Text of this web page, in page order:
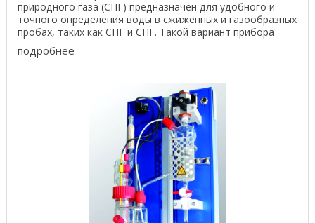
природного газа (СПГ) предназначен для удобного и
точного определения воды в сжиженных и газообразных
пробах, таких как СНГ и СПГ. Такой вариант прибора
AQUA ...
подробнее